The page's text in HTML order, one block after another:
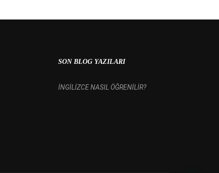
SON BLOG YAZILARI
İNGİLİZCE NASIL ÖĞRENİLİR?